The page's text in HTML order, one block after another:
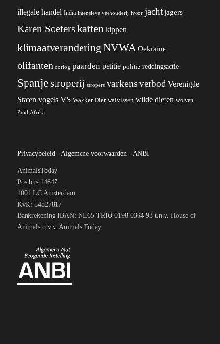
illegale handel India intensieve veehouderij ivoor jacht jagers
Karen Soeterskatten kippen
klimaatverandering NVWA Oekraïne
olifanten oorlog paarden petitie politie reddingsactie
Spanjestroperij stropers varkens verbod Verenigde
Staten vogels VS Wakker Dier walvissen wilde dieren wolven
Zuid-Afrika
Privacybeleid - Algemene voorwaarden - ANBI
AnimalsToday
Postbus 14647
1001 LC Amsterdam
KvK: 54827817
Bankrekening IBAN: NL65 TRIO 0198 0364 93 t.n.v. House of
Animals o.v.v. Animals Today